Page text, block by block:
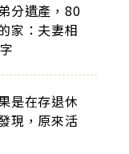
分遺產，80
家：夫妻相
是在存退休
現，原來活